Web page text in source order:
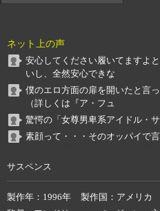
ネット上の声
安心してください履いてますよ
いし、全然安心できな
僕のエロ方面の扉を開いたと言
（詳しくは『ア・フュ
驚愕の「女尊男卑系アイドル・サ
素顔って・・・そのオッパイで
サスペンス
製作年 1996年 製作国 アメリカ